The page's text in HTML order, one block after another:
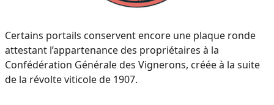
Certains portails conservent encore une plaque ronde
attestant l’appartenance des propriétaires à la
Confédération Générale des Vignerons, créée à la suite
de la révolte viticole de 1907.